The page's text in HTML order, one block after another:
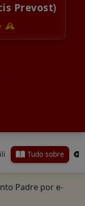
Prevost)
Tudo sobre
Padre por e-